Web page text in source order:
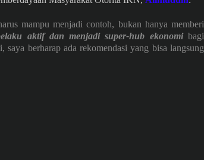
mampu menjadi contoh, bukan hanya memberi
aktif dan menjadi super-hub ekonomibagi
berharap ada rekomendasi yang bisa langsung